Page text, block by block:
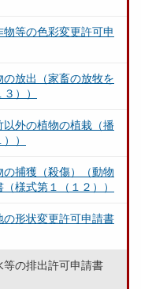
等の色彩変更許可申
放出（家畜の放牧を
））
外の植物の植栽（播
）
捕獲（殺傷）（動物
様式第１（１２））
形状変更許可申請書
の排出許可申請書